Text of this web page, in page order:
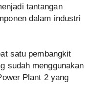
tantangan
dalam industri
satu pembangkit
sudah menggunakan
Plant 2 yang